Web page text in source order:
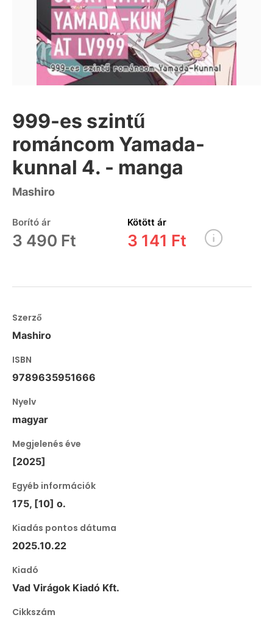
999-es szintű
románcom Yamada-
kunnal 4. - manga
Mashiro
Borító ár
3 490 Ft
Kötött ár
3 141 Ft
Szerző
Mashiro
ISBN
9789635951666
Nyelv
magyar
Megjelenés éve
[2025]
Egyéb információk
175, [10] o.
Kiadás pontos dátuma
2025.10.22
Kiadó
Vad Virágok Kiadó Kft.
Cikkszám